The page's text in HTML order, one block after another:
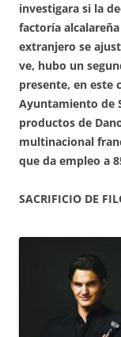
investigara si la
factoría
extranjero se
ve, hubo un
presente, en este
Ayuntamiento de
productos de
multinacional
que da empleo a
SACRIFICIO DE